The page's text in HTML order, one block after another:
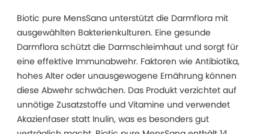
Biotic pure MensSana unterstützt die Darmflora mit
ausgewählten Bakterienkulturen. Eine gesunde
Darmflora schützt die Darmschleimhaut und sorgt für
eine effektive Immunabwehr. Faktoren wie Antibiotika,
hohes Alter oder unausgewogene Ernährung können
diese Abwehr schwächen. Das Produkt verzichtet auf
unnötige Zusatzstoffe und Vitamine und verwendet
Akazienfaser statt Inulin, was es besonders gut